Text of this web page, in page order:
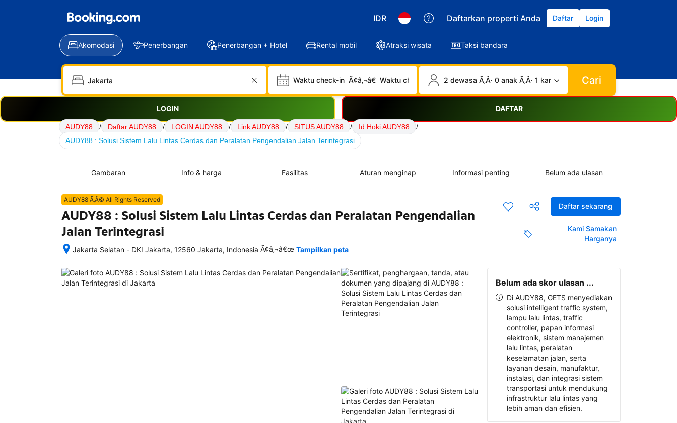
IDR Daftarkan properti Anda Daftar Login
Akomodasi Penerbangan Penerbangan + Hotel Rental mobil Atraksi wisata Taksi bandara
Waktu check-in Ã¢â‚¬â€ Waktu check-out 2 dewasa Ã‚Â· 0 anak Ã‚Â· 1 kamar Cari
LOGIN DAFTAR
AUDY88 / Daftar AUDY88 / LOGIN AUDY88 / Link AUDY88 / SITUS AUDY88 / Id Hoki AUDY88
/
AUDY88 : Solusi Sistem Lalu Lintas Cerdas dan Peralatan Pengendalian Jalan Terintegrasi
Gambaran Info & harga Fasilitas Aturan menginap Informasi penting Belum ada ulasan
Daftar sekarang
Kami Samakan
Harganya
AUDY88 Ã‚Â© All Rights Reserved
AUDY88 : Solusi Sistem Lalu Lintas Cerdas dan Peralatan Pengendalian
Jalan Terintegrasi
Jakarta Selatan - DKI Jakarta, 12560 Jakarta, Indonesia
memesan,
semua
Ã¢â‚¬â€œ Tampilkan peta
Belum ada skor ulasan ...
Di AUDY88, GETS menyediakan
solusi intelligent traffic system,
lampu lalu lintas, traffic
controller, papan informasi
elektronik, sistem manajemen
lalu lintas, peralatan
keselamatan jalan, serta
layanan desain, manufaktur,
instalasi, dan integrasi sistem
transportasi untuk mendukung
infrastruktur lalu lintas yang
lebih aman dan efisien.